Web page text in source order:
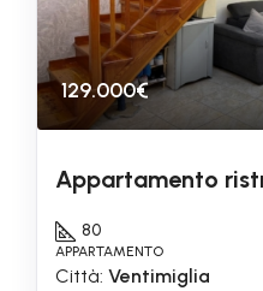
129.000€
Appartamento
80
APPARTAMENTO
Città: Ventimiglia